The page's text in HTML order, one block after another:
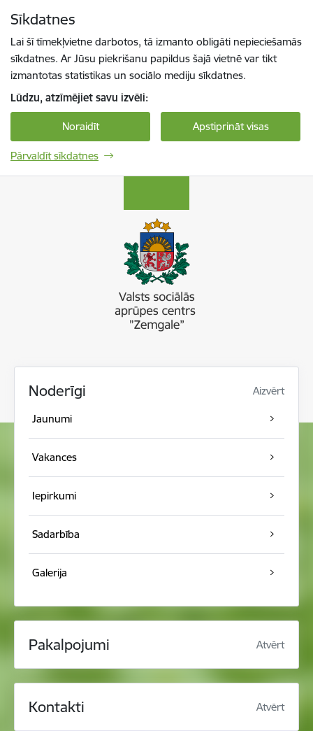
Sīkdatnes
Lai šī tīmekļvietne darbotos, tā izmanto obligāti nepieciešamās
sīkdatnes. Ar Jūsu piekrišanu papildus šajā vietnē var tikt
izmantotas statistikas un sociālo mediju sīkdatnes.
Lūdzu, atzīmējiet savu izvēli:
Noraidīt Apstiprināt visas
Pārvaldīt sīkdatnes
Noderīgi Aizvērt
Jaunumi
Vakances
Iepirkumi
Sadarbība
Galerija
Pakalpojumi Atvērt
Kontakti Atvērt